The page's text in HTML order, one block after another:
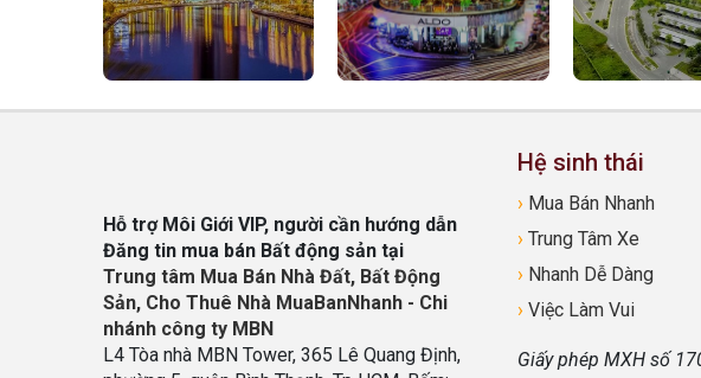
Hỗ trợ Môi Giới VIP, người cần hướng dẫn
Đăng tin mua bán Bất động sản tại
Trung tâm Mua Bán Nhà Đất, Bất Động
Sản, Cho Thuê Nhà MuaBanNhanh - Chi
nhánh công ty MBN
L4 Tòa nhà MBN Tower, 365 Lê Quang Định,
Hệ sinh thái
› Mua Bán Nhanh
› Trung Tâm Xe
› Nhanh Dễ Dàng
› Việc Làm Vui
Giấy phép MXH số